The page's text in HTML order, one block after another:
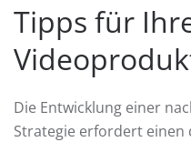
Tipps für
Die Entwicklung einer
Strategie erfordert einen